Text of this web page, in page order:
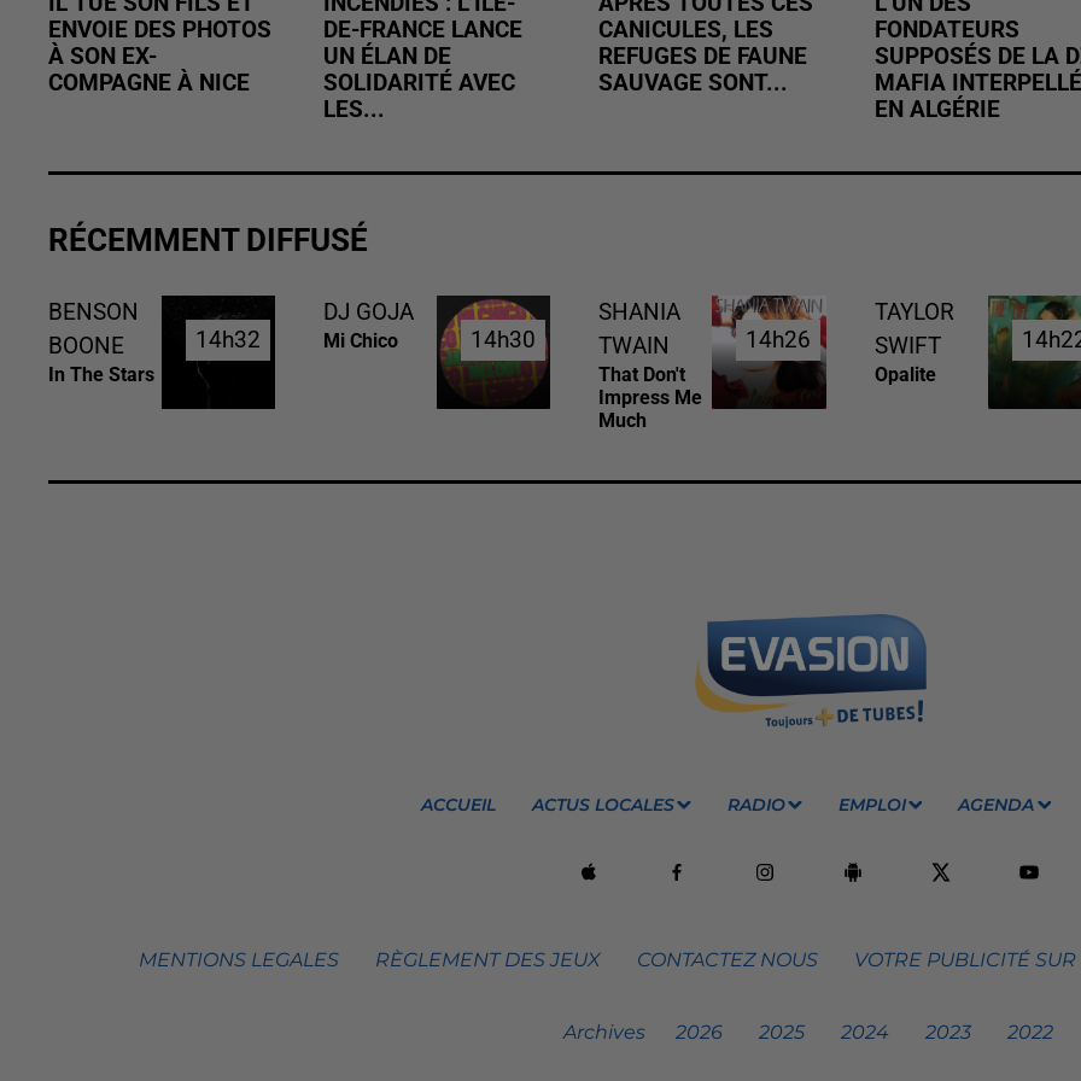
ENVOIE DES PHOTOS
À SON EX-
COMPAGNE À NICE
DE-FRANCE LANCE
UN ÉLAN DE
SOLIDARITÉ AVEC
LES...
CANICULES, LES
REFUGES DE FAUNE
SAUVAGE SONT...
FONDATEURS
SUPPOSÉS DE LA
MAFIA INTERPELLÉ
EN ALGÉRIE
RÉCEMMENT DIFFUSÉ
BENSON
BOONE
In The Stars
14h32
14h32
DJ GOJA
Mi Chico 14h30
14h30
SHANIA
TWAIN
That Don't
Impress Me
Much
14h26
14h26
TAYLOR
SWIFT
Opalite
ACCUEIL ACTUS LOCALES RADIO EMPLOI AGENDA
MENTIONS LEGALES RÈGLEMENT DES JEUX CONTACTEZ NOUS VOTRE PUBLICITÉ
Archives 2026 2025 2024 2023 2022